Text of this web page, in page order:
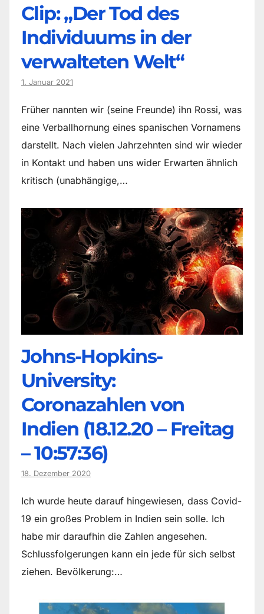
Clip: „Der Tod des
Individuums in der
verwalteten Welt“
1. Januar 2021
Früher nannten wir (seine Freunde) ihn Rossi, was
eine Verballhornung eines spanischen Vornamens
darstellt. Nach vielen Jahrzehnten sind wir wieder
in Kontakt und haben uns wider Erwarten ähnlich
kritisch (unabhängige,…
Johns-Hopkins-
University:
Coronazahlen von
Indien (18.12.20 – Freitag
– 10:57:36)
18. Dezember 2020
Ich wurde heute darauf hingewiesen, dass Covid-
19 ein großes Problem in Indien sein solle. Ich
habe mir daraufhin die Zahlen angesehen.
Schlussfolgerungen kann ein jede für sich selbst
ziehen. Bevölkerung:…